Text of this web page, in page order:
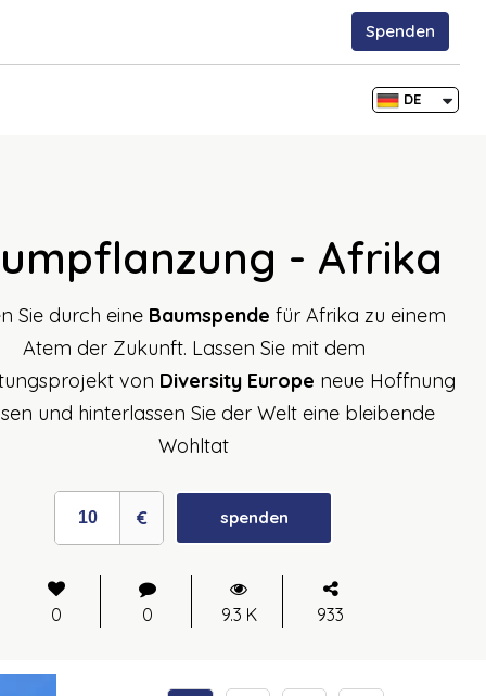
Spenden
DE
- Afrika
Sie durch eine Baumspende für Afrika zu einem
Atem der Zukunft. Lassen Sie mit dem
von Diversity Europe neue Hoffnung
und hinterlassen Sie der Welt eine bleibende
Wohltat
€ spenden
0 0 9.3 K 933